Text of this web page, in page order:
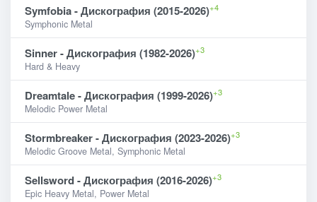
Symfobia - Дискография (2015-2026)+4
Symphonic Metal
Sinner - Дискография (1982-2026)+3
Hard & Heavy
Dreamtale - Дискография (1999-2026)+3
Melodic Power Metal
Stormbreaker - Дискография (2023-2026)+3
Melodic Groove Metal, Symphonic Metal
Sellsword - Дискография (2016-2026)+3
Epic Heavy Metal, Power Metal